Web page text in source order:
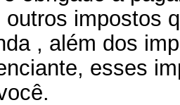
outros impostos
, além dos
esses